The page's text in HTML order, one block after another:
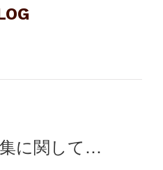
に関して…